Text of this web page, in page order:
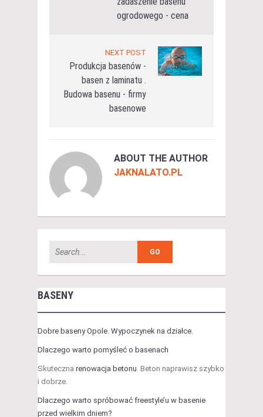
ogrodowego - cena
NEXT POST
Produkcja basenów -
basen z laminatu .
Budowa basenu - firmy
basenowe
ABOUT THE AUTHOR
JAKNALATO.PL
BASENY
Dobre baseny Opole. Wypoczynek na działce.
Dlaczego warto pomyśleć o basenach
Skuteczna renowacja betonu. Beton naprawisz szybko
i dobrze.
Dlaczego warto spróbować freestyle’u w basenie
przed wielkim dniem?